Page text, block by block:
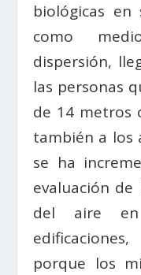
biológicas en
como
dispersión,
las personas
de 14 metros
también a los
se ha
evaluación de
del aire
porque los